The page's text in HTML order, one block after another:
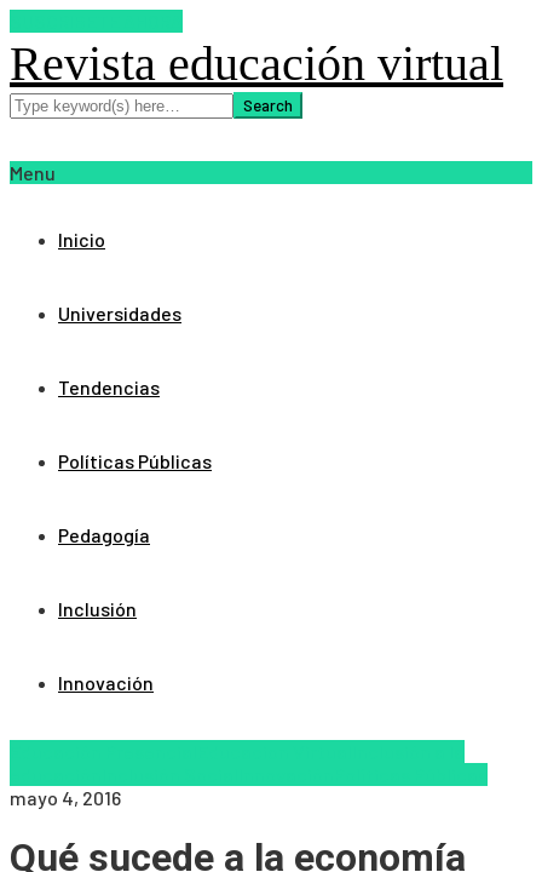
Revista educación virtual
Menu
Inicio
Universidades
Tendencias
Políticas Públicas
Pedagogía
Inclusión
Innovación
mayo 4, 2016
Qué sucede a la economía